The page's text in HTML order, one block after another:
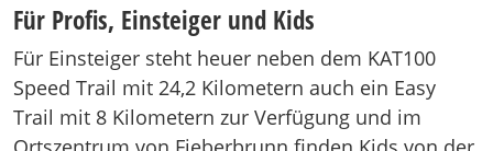
Für Profis, Einsteiger und Kids
Für Einsteiger steht heuer neben dem KAT100
Speed Trail mit 24,2 Kilometern auch ein Easy
Trail mit 8 Kilometern zur Verfügung und im